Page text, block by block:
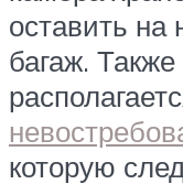
оставить на
багаж.
которую